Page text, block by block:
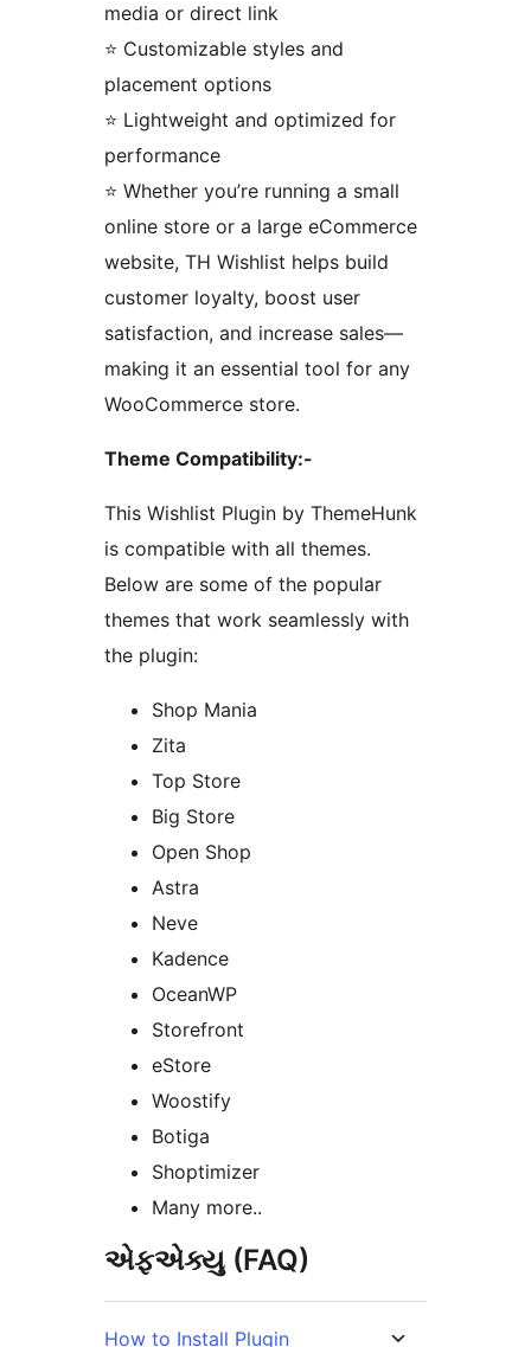
media or direct link
⭐ Customizable styles and
placement options
⭐ Lightweight and optimized for
performance
⭐ Whether you’re running a small
online store or a large eCommerce
website, TH Wishlist helps build
customer loyalty, boost user
satisfaction, and increase sales—
making it an essential tool for any
WooCommerce store.
Theme Compatibility:-
This Wishlist Plugin by ThemeHunk
is compatible with all themes.
Below are some of the popular
themes that work seamlessly with
the plugin:
Shop Mania
Zita
Top Store
Big Store
Open Shop
Astra
Neve
Kadence
OceanWP
Storefront
eStore
Woostify
Botiga
Shoptimizer
Many more..
એફએક્યુ (FAQ)
How to Install Plugin